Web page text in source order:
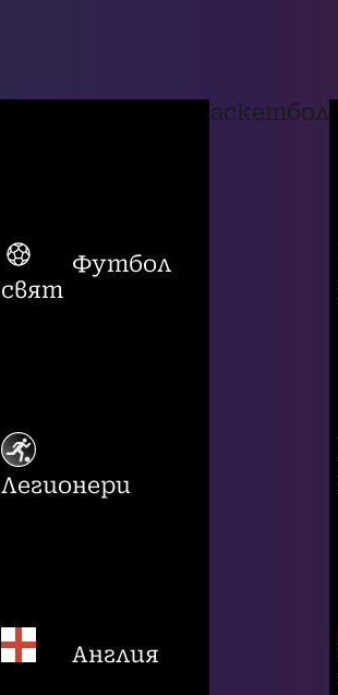
Футбол
свят
Легионери
Англия
баскетбол